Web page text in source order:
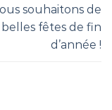
souhaitons de
fêtes de fin
d’année !